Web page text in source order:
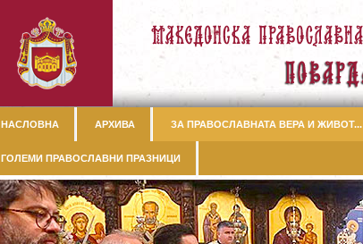
НАСЛОВНА АРХИВА ЗА ПРАВОСЛАВНАТА ВЕРА И ЖИВОТ...
ГОЛЕМИ ПРАВОСЛАВНИ ПРАЗНИЦИ